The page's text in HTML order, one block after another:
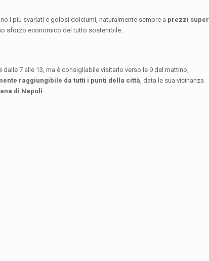
i più svariati e golosi dolciumi, naturalmente sempre a prezzi super
sforzo economico del tutto sostenibile.
dalle 7 alle 13, ma è consigliabile visitarlo verso le 9 del mattino,
raggiungibile da tutti i punti della città, data la sua vicinanza
di Napoli.